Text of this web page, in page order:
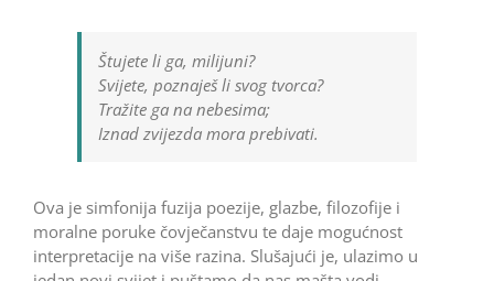
Štujete li ga, milijuni?
Svijete, poznaješ li svog tvorca?
Tražite ga na nebesima;
Iznad zvijezda mora prebivati.
Ova je simfonija fuzija poezije, glazbe, filozofije i
moralne poruke čovječanstvu te daje mogućnost
interpretacije na više razina. Slušajući je, ulazimo u